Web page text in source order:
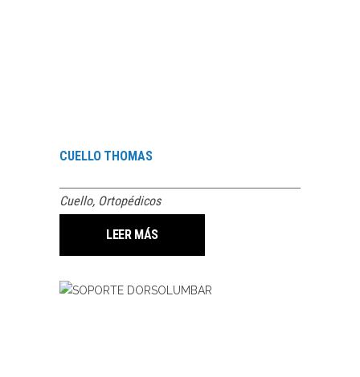
CUELLO THOMAS
Cuello, Ortopédicos
LEER MÁS